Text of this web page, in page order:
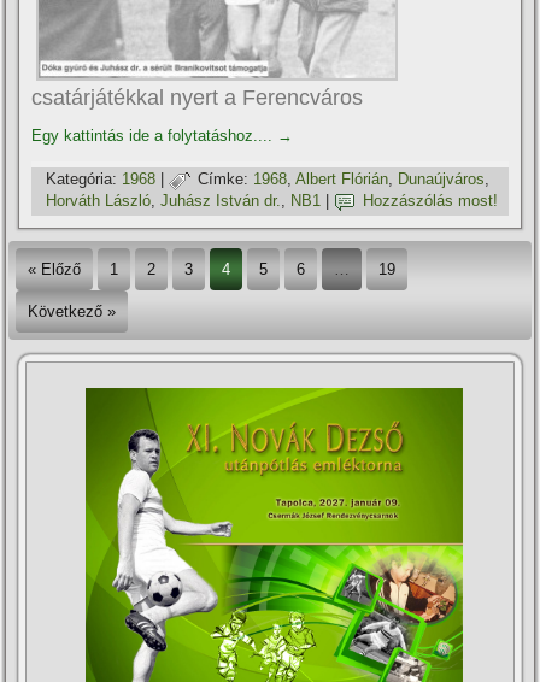
csatárjátékkal nyert a Ferencváros
Egy kattintás ide a folytatáshoz.... →
Kategória: 1968 | Címke: 1968,Albert Flórián, Dunaújváros,
Horváth László,Juhász István dr., NB1 Hozzászólás most!
« Előző 1 2 3 4 5 6 19
Következő »